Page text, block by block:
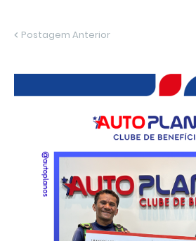
Postagem Anterior